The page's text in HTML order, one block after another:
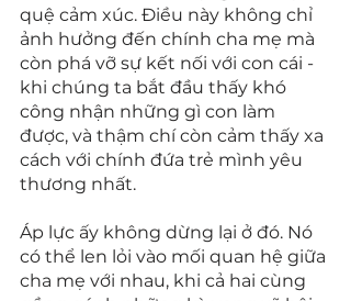
quệ cảm xúc. Điều này không chỉ
ảnh hưởng đến chính cha mẹ mà
còn phá vỡ sự kết nối với con cái -
khi chúng ta bắt đầu thấy khó
công nhận những gì con làm
được, và thậm chí còn cảm thấy xa
cách với chính đứa trẻ mình yêu
thương nhất.
Áp lực ấy không dừng lại ở đó. Nó
có thể len lỏi vào mối quan hệ giữa
cha mẹ với nhau, khi cả hai cùng